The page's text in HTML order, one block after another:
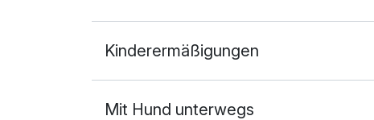
2 Erwachsene
Kinderermäßigungen
Mit Hund unterwegs